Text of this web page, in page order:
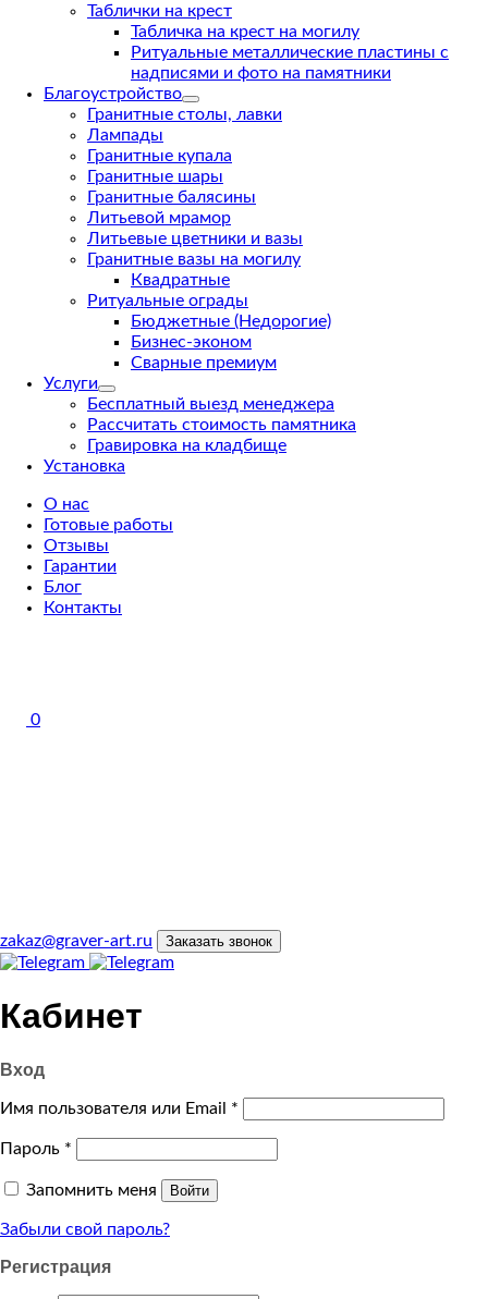
Таблички на крест
Табличка на крест на могилу
Ритуальные металлические пластины с
надписями и фото на памятники
Благоустройство
Гранитные столы, лавки
Лампады
Гранитные купала
Гранитные шары
Гранитные балясины
Литьевой мрамор
Литьевые цветники и вазы
Гранитные вазы на могилу
Квадратные
Ритуальные ограды
Бюджетные (Недорогие)
Бизнес-эконом
Сварные премиум
Услуги
Бесплатный выезд менеджера
Рассчитать стоимость памятника
Гравировка на кладбище
Установка
О нас
Готовые работы
Отзывы
Гарантии
Блог
Контакты
0
zakaz@graver-art.ru Заказать звонок
Кабинет
Вход
Имя пользователя или Email *
Пароль *
Запомнить меня Войти
Забыли свой пароль?
Регистрация